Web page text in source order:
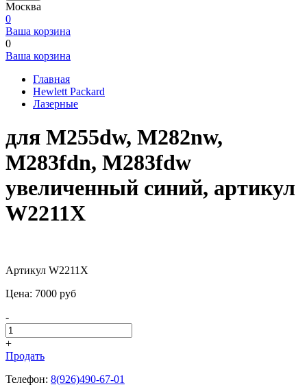
Москва
0
Ваша корзина
0
Ваша корзина
Главная
Hewlett Packard
Лазерные
для M255dw, M282nw,
M283fdn, M283fdw
увеличенный синий, артикул
W2211X
Артикул W2211X
Цена: 7000 pуб
-
+
Продать
Телефон: 8(926)490-67-01